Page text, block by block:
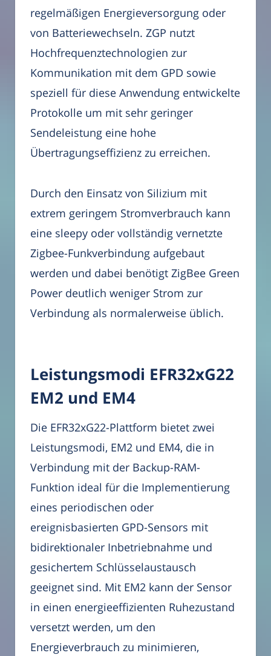
regelmäßigen Energieversorgung oder
von Batteriewechseln. ZGP nutzt
Hochfrequenztechnologien zur
Kommunikation mit dem GPD sowie
speziell für diese Anwendung entwickelte
Protokolle um mit sehr geringer
Sendeleistung eine hohe
Übertragungseffizienz zu erreichen.
Durch den Einsatz von Silizium mit
extrem geringem Stromverbrauch kann
eine sleepy oder vollständig vernetzte
Zigbee-Funkverbindung aufgebaut
werden und dabei benötigt ZigBee Green
Power deutlich weniger Strom zur
Verbindung als normalerweise üblich.
Leistungsmodi EFR32xG22
EM2 und EM4
Die EFR32xG22-Plattform bietet zwei
Leistungsmodi, EM2 und EM4, die in
Verbindung mit der Backup-RAM-
Funktion ideal für die Implementierung
eines periodischen oder
ereignisbasierten GPD-Sensors mit
bidirektionaler Inbetriebnahme und
gesichertem Schlüsselaustausch
geeignet sind. Mit EM2 kann der Sensor
in einen energieeffizienten Ruhezustand
versetzt werden, um den
Energieverbrauch zu minimieren,